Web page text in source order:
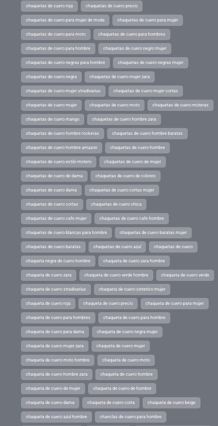
chaquetas de cuero roja chaquetas de cuero precio
chaquetas de cuero para mujer de moda chaquetas de cuero para mujer
chaquetas de cuero para moto chaquetas de cuero para hombres
chaquetas de cuero para hombre chaquetas de cuero negro mujer
chaquetas de cuero negras para hombre chaquetas de cuero negras mujer
chaquetas de cuero negra chaquetas de cuero mujer zara
chaquetas de cuero mujer stradivarius chaquetas de cuero mujer cortas
chaquetas de cuero mujer chaquetas de cuero moto chaquetas de cuero moteras
chaquetas de cuero mango chaquetas de cuero hombre zara
chaquetas de cuero hombre rockeras chaquetas de cuero hombre baratas
chaquetas de cuero hombre amazon chaquetas de cuero hombre
chaquetas de cuero estilo motero chaquetas de cuero de mujer
chaquetas de cuero de dama chaquetas de cuero de colores
chaquetas de cuero dama chaquetas de cuero cortas mujer
chaquetas de cuero cortas chaquetas de cuero chica
chaquetas de cuero cafe mujer chaquetas de cuero cafe hombre
chaquetas de cuero blancas para hombre chaquetas de cuero baratas mujer
chaquetas de cuero baratas chaquetas de cuero azul chaquetas de cuero
chaqueta negra de cuero hombre chaqueta de cuero zara hombre
chaqueta de cuero zara chaqueta de cuero verde hombre chaqueta de cuero verde
chaqueta de cuero stradivarius chaqueta de cuero sintetico mujer
chaqueta de cuero roja chaqueta de cuero precio chaqueta de cuero para mujer
chaqueta de cuero para hombres chaqueta de cuero para hombre
chaqueta de cuero para dama chaqueta de cuero negra mujer
chaqueta de cuero mujer zara chaqueta de cuero mujer
chaqueta de cuero moto hombre chaqueta de cuero moto
chaqueta de cuero hombre zara chaqueta de cuero hombre
chaqueta de cuero de mujer chaqueta de cuero de hombre
chaqueta de cuero dama chaqueta de cuero corta chaqueta de cuero beige
chaqueta de cuero azul hombre chanclas de cuero para hombre